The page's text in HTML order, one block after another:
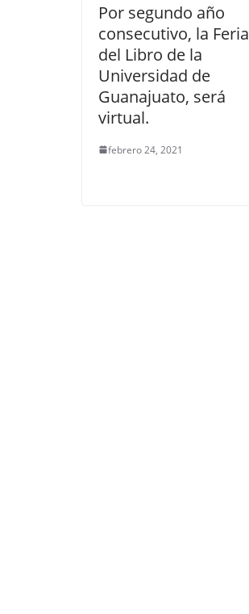
Por segundo año
consecutivo, la Feria
del Libro de la
Universidad de
Guanajuato, será
virtual.
febrero 24, 2021